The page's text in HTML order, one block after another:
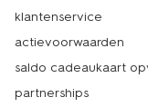
klantenservice
actievoorwaarden
saldo cadeaukaart
partnerships